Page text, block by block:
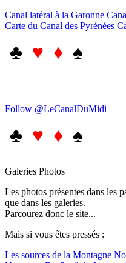
Canal latéral à la Garonne
Carte du Canal des Pyrénées
♣ ♥ ♦ ♠
Follow @LeCanalDuMidi
♣ ♥ ♦ ♠
Galeries Photos
Les photos présentes dans les
que dans les galeries.
Parcourez donc le site...
Mais si vous êtes pressés :
Les sources de la Montagne